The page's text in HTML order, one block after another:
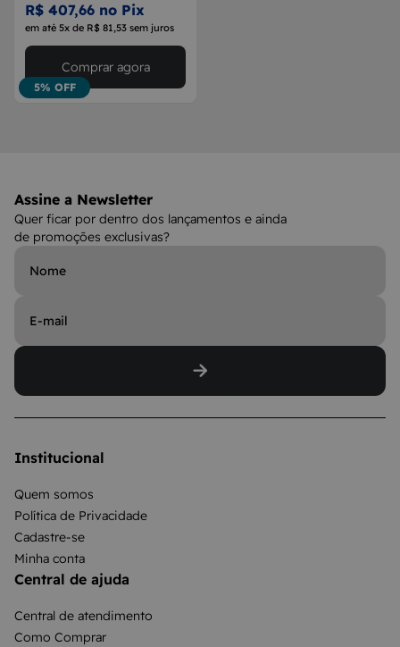
R$ 407,66 no Pix
em até 5x de R$ 81,53 sem juros
5% OFF
Comprar agora
Assine a Newsletter
Quer ficar por dentro dos lançamentos e ainda
de promoções exclusivas?
Institucional
Quem somos
Política de Privacidade
Cadastre-se
Minha conta
Central de ajuda
Central de atendimento
Como Comprar